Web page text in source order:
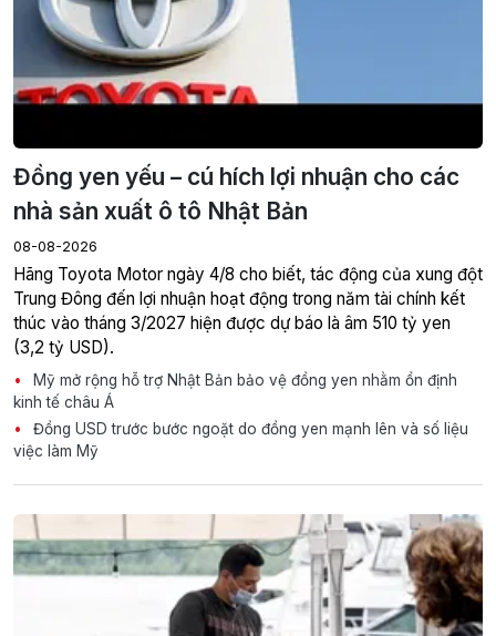
Đồng yen yếu – cú hích lợi nhuận cho các
nhà sản xuất ô tô Nhật Bản
08-08-2026
Hãng Toyota Motor ngày 4/8 cho biết, tác động của xung đột
Trung Đông đến lợi nhuận hoạt động trong năm tài chính kết
thúc vào tháng 3/2027 hiện được dự báo là âm 510 tỷ yen
(3,2 tỷ USD).
Mỹ mở rộng hỗ trợ Nhật Bản bảo vệ đồng yen nhằm ổn định
kinh tế châu Á
Đồng USD trước bước ngoặt do đồng yen mạnh lên và số liệu
việc làm Mỹ